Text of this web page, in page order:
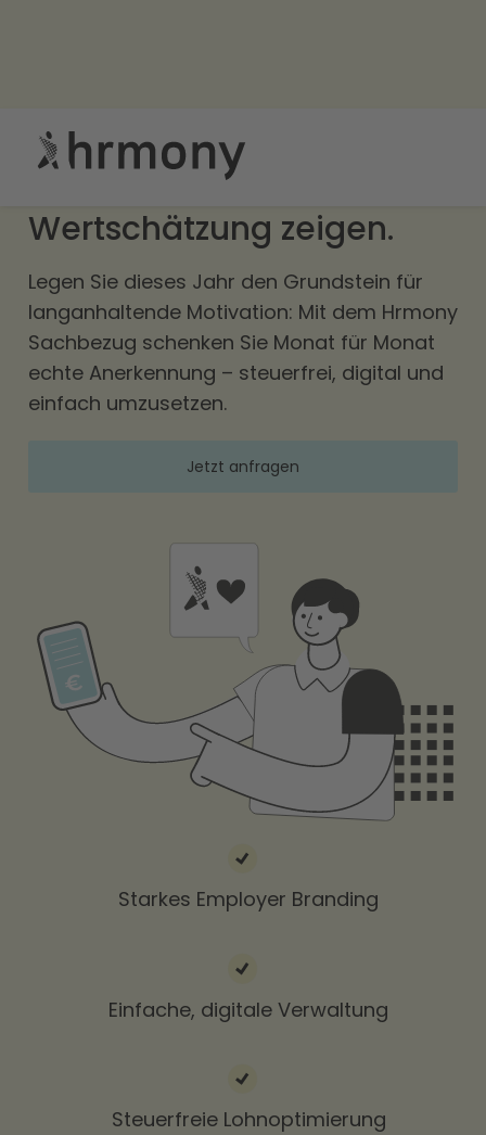
Ein Vorsatz, der sich lohnt:
Wertschätzung zeigen.
Legen Sie dieses Jahr den Grundstein für
langanhaltende Motivation: Mit dem Hrmony
Sachbezug schenken Sie Monat für Monat
echte Anerkennung – steuerfrei, digital und
einfach umzusetzen.
Jetzt anfragen
Starkes Employer Branding
Einfache, digitale Verwaltung
Steuerfreie Lohnoptimierung